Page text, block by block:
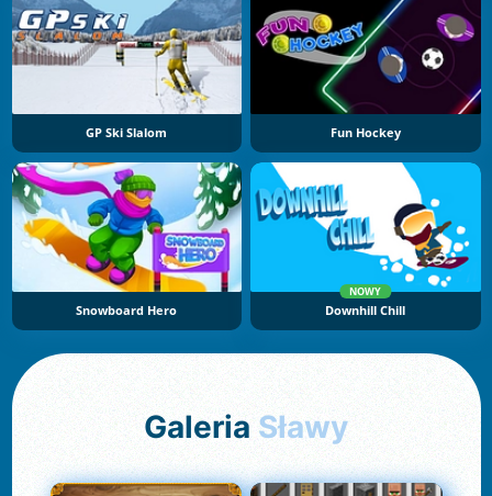
GP Ski Slalom Fun Hockey
Snowboard Hero
NOWY
Downhill Chill
Galeria Sławy